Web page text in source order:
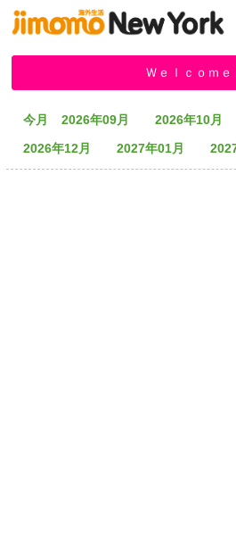
掲示板 タウン情報 教えて！
Ｗｅｌｃｏｍｅ
今月 2026年09月 2026年10月
2026年12月
2027年01月